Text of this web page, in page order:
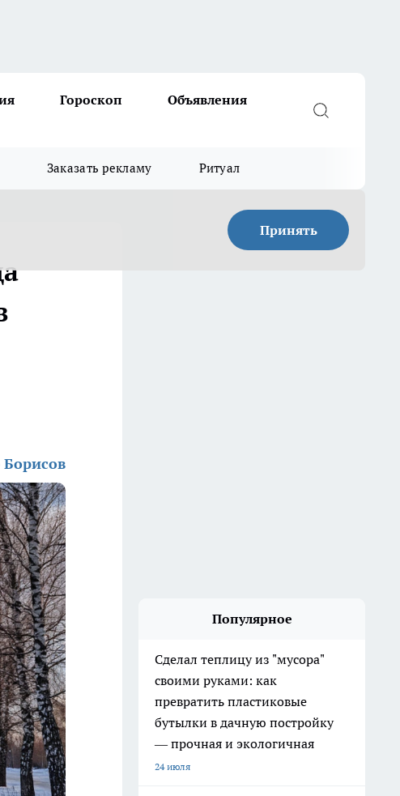
Гороскоп
Объявления
Заказать рекламу Ритуал
Принять
Популярное
Сделал теплицу из "мусора"
своими руками: как
превратить пластиковые
бутылки в дачную постройку
— прочная и экологичная
24 июля